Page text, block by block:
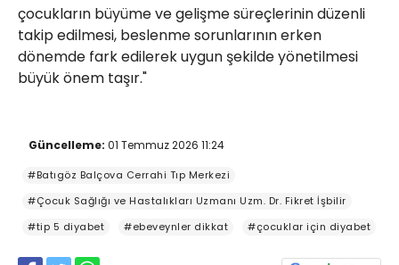
çocukların büyüme ve gelişme süreçlerinin düzenli
takip edilmesi, beslenme sorunlarının erken
dönemde fark edilerek uygun şekilde yönetilmesi
büyük önem taşır."
Güncelleme: 01 Temmuz 2026 11:24
#Batıgöz Balçova Cerrahi Tıp Merkezi
#Çocuk Sağlığı ve Hastalıkları Uzmanı Uzm. Dr. Fikret İşbilir
#tip 5 diyabet
#ebeveynler dikkat #çocuklar için diyabet